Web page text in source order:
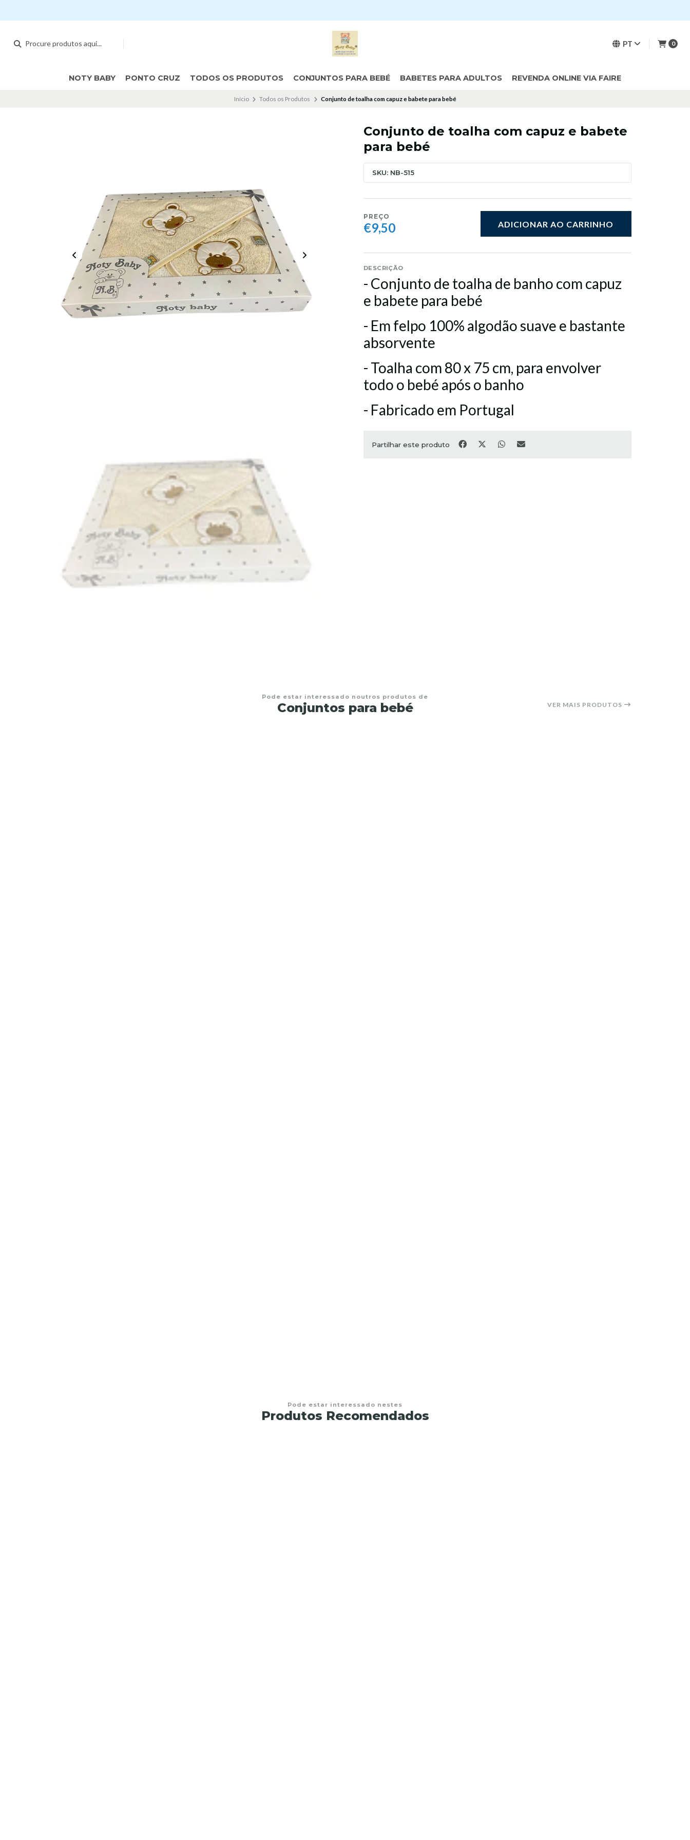
PT 0
NOTY BABY PONTO CRUZ TODOS OS PRODUTOS CONJUNTOS PARA BEBÉ BABETES PARA ADULTOS REVENDA ONLINE VIA FAIRE
Início Todos os Produtos Conjunto de toalha com capuz e babete para bebé
Conjunto de toalha com capuz e babete
para bebé
SKU: NB-515
PREÇO
€9,50 ADICIONAR AO CARRINHO
DESCRIÇÃO
- Conjunto de toalha de banho com capuz
e babete para bebé
- Em felpo 100% algodão suave e bastante
absorvente
- Toalha com 80 x 75 cm, para envolver
todo o bebé após o banho
- Fabricado em Portugal
Partilhar este produto
Pode estar interessado noutros produtos de
Conjuntos para bebé VER MAIS PRODUTOS
Pode estar interessado nestes
Produtos Recomendados